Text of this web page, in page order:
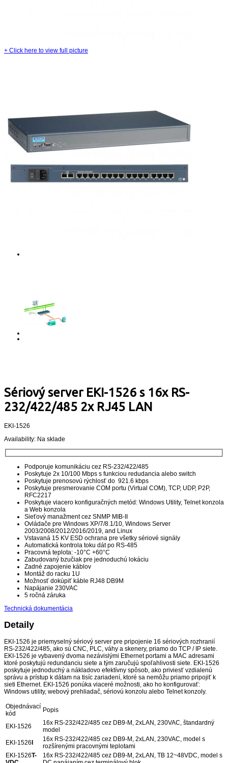
+ Click here to view full picture
Sériový server EKI-1526 s 16x RS-
232/422/485 2x RJ45 LAN
EKI-1526
Availability: Na sklade
Podporuje komunikáciu cez RS-232/422/485
Poskytuje 2x 10/100 Mbps s funkciou redudancia alebo switch
Poskytuje prenosovú rýchlosť do 921.6 kbps
Poskytuje presmerovanie COM portu (Virtual COM), TCP, UDP, P2P,
RFC2217
Poskytuje viacero konfiguračných metód: Windows Utility, Telnet konzola
a Web konzola
Sieťový manažment cez SNMP MIB-II
Ovládače pre Windows XP/7/8.1/10, Windows Server
2003/2008/2012/2016/2019, and Linux
Vstavaná 15 KV ESD ochrana pre všetky sériové signály
Automatická kontrola toku dát po RS-485
Pracovná teplota: -10°C +60°C
Zabudovaný bzučiak pre jednoduchú lokáciu
Zadné zapojenie káblov
Montáž do racku 1U
Možnosť dokúpiť káble RJ48 DB9M
Napájanie 230VAC
5 ročná záruka
Technická dokumentácia
Detaily
EKI-1526 je priemyselný sériový server pre pripojenie 16 sériových rozhranií
RS-232/422/485, ako sú CNC, PLC, váhy a skenery, priamo do TCP / IP siete.
EKI-1526 je vybavený dvoma nezávislými Ethernet portami a MAC adresami
ktoré poskytujú redundanciu siete a tým zaručujú spoľahlivosti siete. EKI-1526
poskytuje jednoduchý a nákladovo efektívny spôsob, ako priviesť vzdialenú
správu a prístup k dátam na tisíc zariadení, ktoré sa nemôžu priamo pripojiť k
sieti Ethernet. EKI-1526 ponúka viaceré možnosti, ako ho konfigurovať:
Windows utility, webový prehliadač, sériovú konzolu alebo Telnet konzoly.
Objednávací
kód
Popis
EKI-1526
16x RS-232/422/485 cez DB9-M, 2xLAN, 230VAC, štandardný
model
EKI-1526I
16x RS-232/422/485 cez DB9-M, 2xLAN, 230VAC, model s
rozšírenými pracovnými teplotami
EKI-1526T-
16x RS-232/422/485 cez DB9-M, 2xLAN, TB 12~48VDC, model s